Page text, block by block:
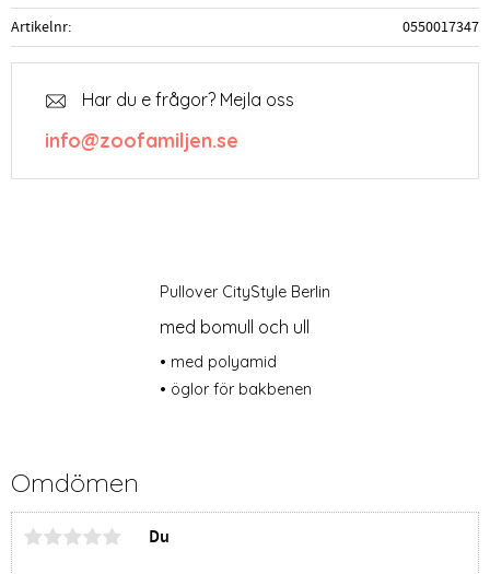
Artikelnr 0550017347
Har du e frågor? Mejla oss
info@zoofamiljen.se
Pullover CityStyle Berlin
med bomull och ull
• med polyamid
• öglor för bakbenen
Omdömen
Du